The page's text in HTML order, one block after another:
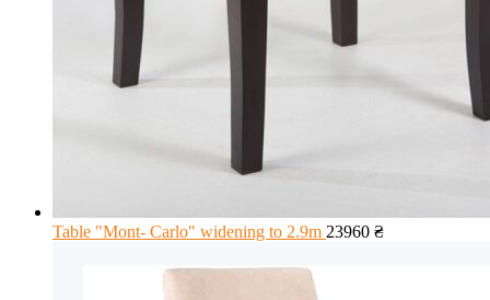
Table "Mont- Carlo" widening to 2.9m 23960 ₴